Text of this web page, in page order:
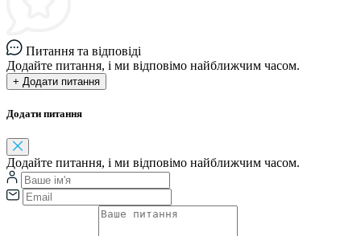
Питання та відповіді
Додайте питання, і ми відповімо найближчим часом.
+ Додати питання
Додати питання
Додайте питання, і ми відповімо найближчим часом.